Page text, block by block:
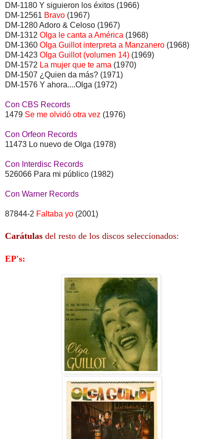
DM-1180 Y siguieron los éxitos (1966)
DM-12561 Bravo (1967)
DM-1280 Adoro & Celoso (1967)
DM-1312 Olga le canta a América (1968)
DM-1360 Olga Guillot interpreta a Manzanero (1968)
DM-1423 Olga Guillot (volumen 14) (1969)
DM-1572 La mujer que te ama (1970)
DM-1507 ¿Quien da más? (1971)
DM-1576 Y ahora....Olga (1972)
Con CBS Records
1479 Se me olvidó otra vez (1976)
Con Orfeon Records
11473 Lo nuevo de Olga (1978)
Con Interdisc Records
526066 Para mi público (1982)
Con Warner Records
87844-2 Faltaba yo (2001)
Carátulas del resto de los discos seleccionados:
EP's: